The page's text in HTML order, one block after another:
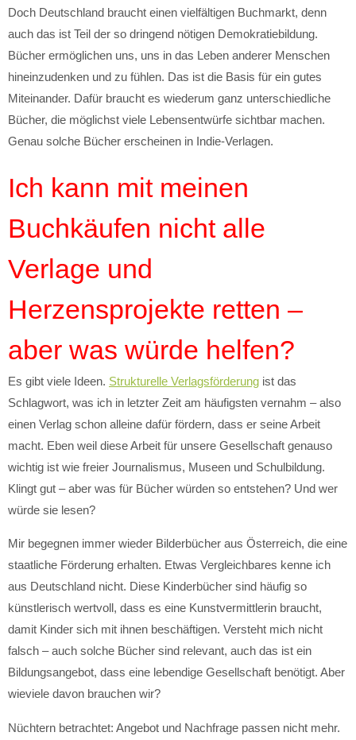
Doch Deutschland braucht einen vielfältigen Buchmarkt, denn
auch das ist Teil der so dringend nötigen Demokratiebildung.
Bücher ermöglichen uns, uns in das Leben anderer Menschen
hineinzudenken und zu fühlen. Das ist die Basis für ein gutes
Miteinander. Dafür braucht es wiederum ganz unterschiedliche
Bücher, die möglichst viele Lebensentwürfe sichtbar machen.
Genau solche Bücher erscheinen in Indie-Verlagen.
Ich kann mit meinen
Buchkäufen nicht alle
Verlage und
Herzensprojekte retten –
aber was würde helfen?
Es gibt viele Ideen. Strukturelle Verlagsförderung ist das
Schlagwort, was ich in letzter Zeit am häufigsten vernahm – also
einen Verlag schon alleine dafür fördern, dass er seine Arbeit
macht. Eben weil diese Arbeit für unsere Gesellschaft genauso
wichtig ist wie freier Journalismus, Museen und Schulbildung.
Klingt gut – aber was für Bücher würden so entstehen? Und wer
würde sie lesen?
Mir begegnen immer wieder Bilderbücher aus Österreich, die eine
staatliche Förderung erhalten. Etwas Vergleichbares kenne ich
aus Deutschland nicht. Diese Kinderbücher sind häufig so
künstlerisch wertvoll, dass es eine Kunstvermittlerin braucht,
damit Kinder sich mit ihnen beschäftigen. Versteht mich nicht
falsch – auch solche Bücher sind relevant, auch das ist ein
Bildungsangebot, dass eine lebendige Gesellschaft benötigt. Aber
wieviele davon brauchen wir?
Nüchtern betrachtet: Angebot und Nachfrage passen nicht mehr.